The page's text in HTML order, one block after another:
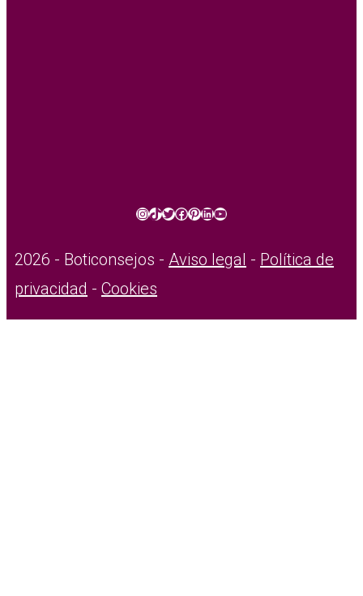
Instagram
TikTok
Twitter
Facebook
Pinterest
LinkedIn
YouTube
2026 - Boticonsejos - Aviso legal - Política de
privacidad - Cookies